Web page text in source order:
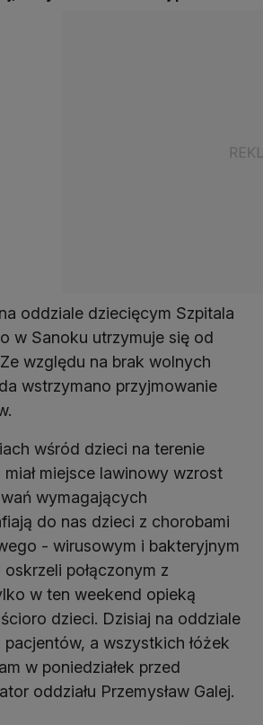
oddziale dziecięcym Szpitala
w Sanoku utrzymuje się od
względu na brak wolnych
wstrzymano przyjmowanie
wśród dzieci na terenie
miejsce lawinowy wzrost
wymagających
do nas dzieci z chorobami
- wirusowym i bakteryjnym
oskrzeli połączonym z
w ten weekend opieką
dzieci. Dzisiaj na oddziale
pacjentów, a wszystkich łóżek
w poniedziałek przed
oddziału Przemysław Galej.